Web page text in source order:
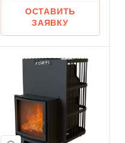
ОСТАВИТЬ
ЗАЯВКУ